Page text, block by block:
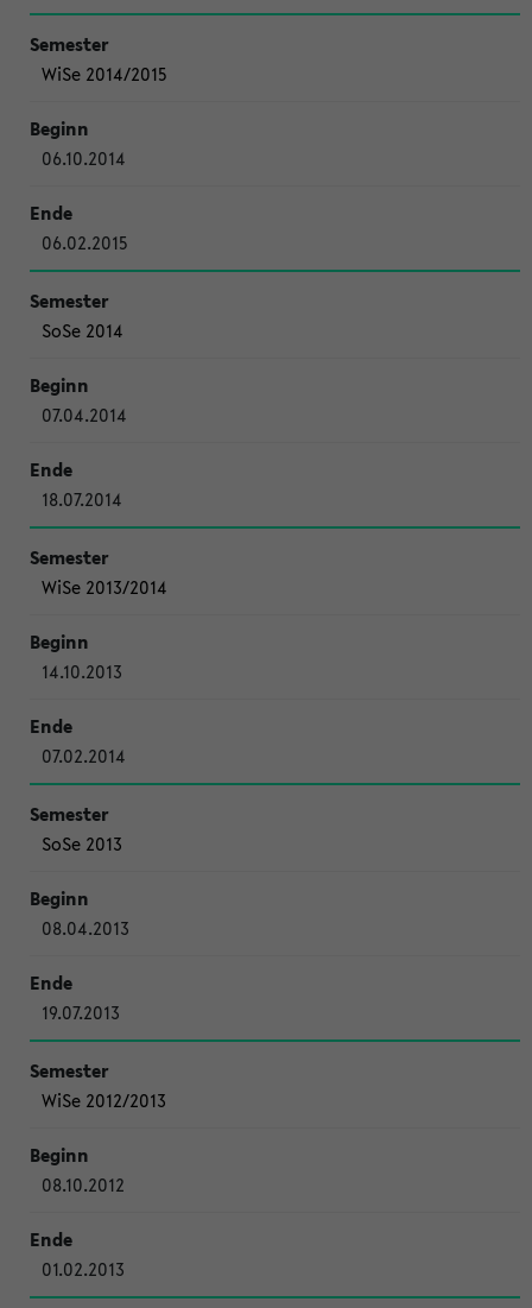
WiSe 2014/2015
06.10.2014
06.02.2015
SoSe 2014
07.04.2014
18.07.2014
WiSe 2013/2014
14.10.2013
07.02.2014
SoSe 2013
08.04.2013
19.07.2013
WiSe 2012/2013
08.10.2012
01.02.2013